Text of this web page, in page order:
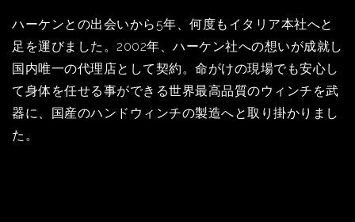
ハーケンとの出会いから5年、何度もイタリア本社へと
足を運びました。2002年、ハーケン社への想いが成就し
国内唯一の代理店として契約。命がけの現場でも安心し
て身体を任せる事ができる世界最高品質のウィンチを武
器に、国産のハンドウィンチの製造へと取り掛かりまし
た。